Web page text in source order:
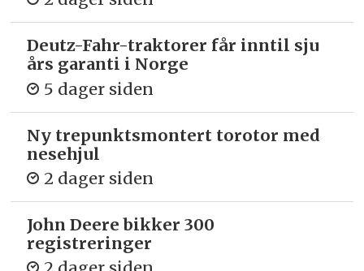
Deutz-Fahr-traktorer får inntil sju
års garanti i Norge
5 dager siden
Ny trepunkts­montert torotor med
nesehjul
2 dager siden
John Deere bikker 300
registreringer